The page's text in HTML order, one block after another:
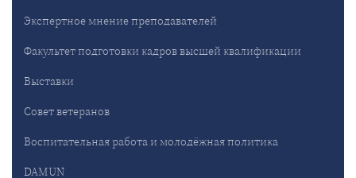
Экспертное мнение преподавателей
Факультет подготовки кадров высшей квалификации
Выставки
Совет ветеранов
Воспитательная работа и молодёжная политика
DAMUN